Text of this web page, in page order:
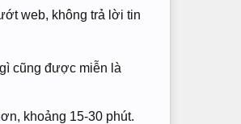
web, không trả lời tin
cũng được miễn là
khoảng 15-30 phút.